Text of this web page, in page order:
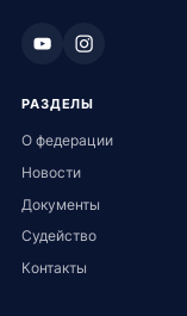
РАЗДЕЛЫ
О федерации
Новости
Документы
Судейство
Контакты